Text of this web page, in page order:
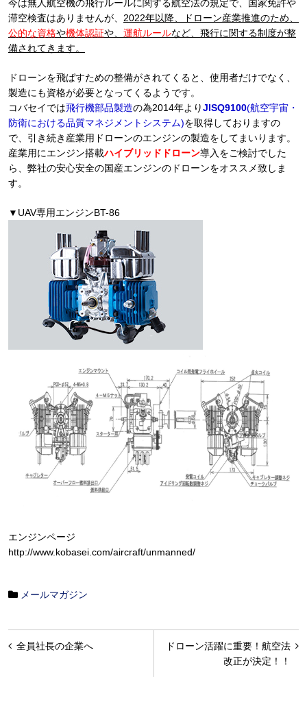
今は無人航空機の飛行ルールに関する航空法の規定で、国家免許や
滞空検査はありませんが、 2022年以降、ドローン産業推進のため、
公的な資格や機体認証や、 運航ルールなど、飛行に関する制度が整
備されてきます。
ドローンを飛ばすための整備がされてくると、使用者だけでなく、
製造にも資格が必要となってくるようです。
コバセイでは飛行機部品製造の為2014年よりJISQ9100(航空宇宙・
防衛における品質マネジメントシステム)を取得しておりますの
で、引き続き産業用ドローンのエンジンの製造をしてまいります。
産業用にエンジン搭載ハイブリッドドローン導入をご検討でした
ら、弊社の安心安全の国産エンジンのドローンをオススメ致しま
す。
▼UAV専用エンジンBT-86
エンジンページ
http://www.kobasei.com/aircraft/unmanned/
メールマガジン
投
ドローン活躍に重要！航空法
改正が決定！！
全員社長の企業へ